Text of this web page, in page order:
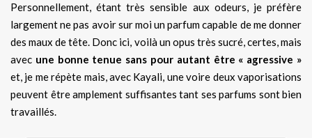
Personnellement, étant très sensible aux odeurs, je préfère
largement ne pas avoir sur moi un parfum capable de me donner
des maux de tête. Donc ici, voilà un opus très sucré, certes, mais
avec une bonne tenue sans pour autant être « agressive »
et, je me répète mais, avec Kayali, une voire deux vaporisations
peuvent être amplement suffisantes tant ses parfums sont bien
travaillés.